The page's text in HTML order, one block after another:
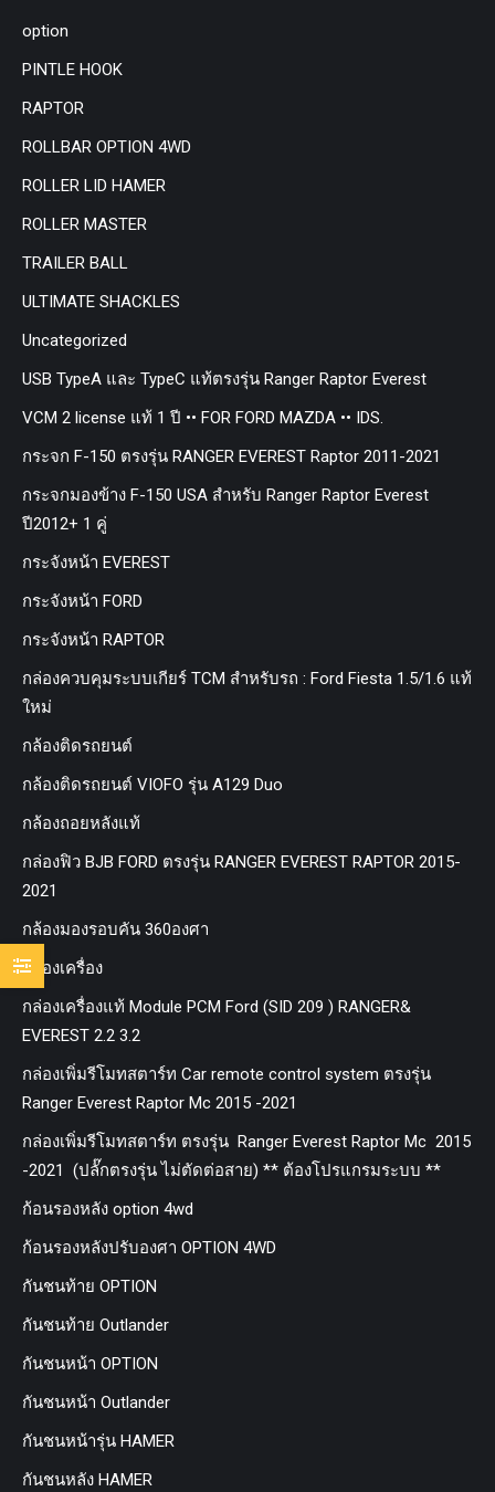
option
PINTLE HOOK
RAPTOR
ROLLBAR OPTION 4WD
ROLLER LID HAMER
ROLLER MASTER
TRAILER BALL
ULTIMATE SHACKLES
Uncategorized
USB TypeA และ TypeC แท้ตรงรุ่น Ranger Raptor Everest
VCM 2 license แท้ 1 ปี •• FOR FORD MAZDA •• IDS.
กระจก F-150 ตรงรุ่น RANGER EVEREST Raptor 2011-2021
กระจกมองข้าง F-150 USA สำหรับ Ranger Raptor Everest
ปี2012+ 1 คู่
กระจังหน้า EVEREST
กระจังหน้า FORD
กระจังหน้า RAPTOR
กล่องควบคุมระบบเกียร์ TCM สำหรับรถ : Ford Fiesta 1.5/1.6 แท้
ใหม่
กล้องติดรถยนต์
กล้องติดรถยนต์ VIOFO รุ่น A129 Duo
กล้องถอยหลังแท้
กล่องฟิว BJB FORD ตรงรุ่น RANGER EVEREST RAPTOR 2015-
2021
กล้องมองรอบคัน 360องศา
กล่องเครื่อง
กล่องเครื่องแท้ Module PCM Ford (SID 209 ) RANGER&
EVEREST 2.2 3.2
กล่องเพิ่มรีโมทสตาร์ท Car remote control system ตรงรุ่น
Ranger Everest Raptor Mc 2015 -2021
กล่องเพิ่มรีโมทสตาร์ท ตรงรุ่น Ranger Everest Raptor Mc 2015
-2021 (ปลั๊กตรงรุ่น ไม่ตัดต่อสาย) ** ต้องโปรแกรมระบบ **
ก้อนรองหลัง option 4wd
ก้อนรองหลังปรับองศา OPTION 4WD
กันชนท้าย OPTION
กันชนท้าย Outlander
กันชนหน้า OPTION
กันชนหน้า Outlander
กันชนหน้ารุ่น HAMER
กันชนหลัง HAMER